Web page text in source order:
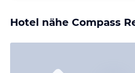
Hotel nähe Compass